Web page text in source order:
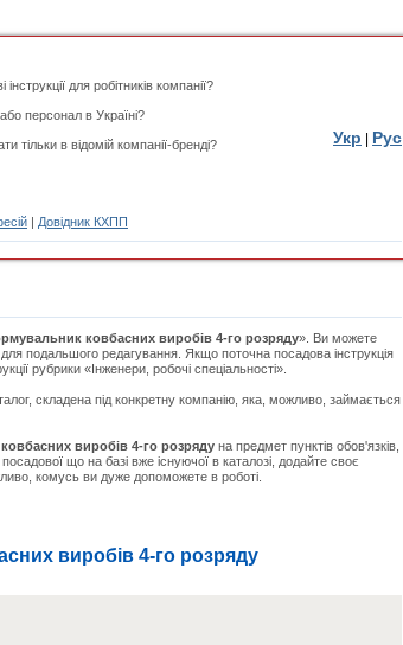
інструкції для робітників компанії?
персонал в Україні?
тільки в відомій компанії-бренді?
| Довідник КХПП
Укр Рус
ковбасних виробів 4-го розряду». Ви можете
подальшого редагування. Якщо поточна посадова інструкція
рубрики «Інженери, робочі спеціальності».
складена під конкретну компанію, яка, можливо, займається
виробів 4-го розряду на предмет пунктів обов'язків,
що на базі вже існуючої в каталозі, додайте своє
комусь ви дуже допоможете в роботі.
виробів 4-го розряду